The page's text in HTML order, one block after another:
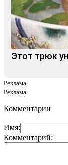
Этот трюк
Реклама.
Реклама.
Комментарии
Имя:
Комментарий: